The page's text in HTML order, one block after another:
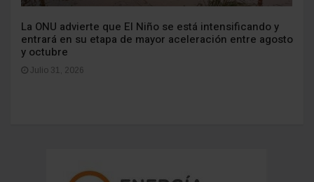
La ONU advierte que El Niño se está intensificando y
entrará en su etapa de mayor aceleración entre agosto
y octubre
Julio 31, 2026